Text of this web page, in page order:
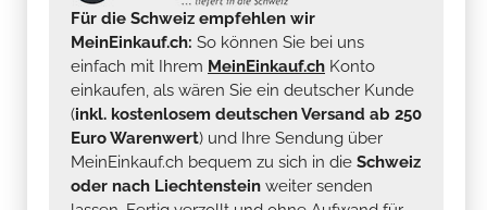
Für die Schweiz empfehlen wir
MeinEinkauf.ch: So können Sie bei uns
einfach mit Ihrem MeinEinkauf.ch Konto
einkaufen, als wären Sie ein deutscher Kunde
(inkl. kostenlosem deutschen Versand ab 250
Euro Warenwert) und Ihre Sendung über
MeinEinkauf.ch bequem zu sich in die Schweiz
oder nach Liechtenstein weiter senden